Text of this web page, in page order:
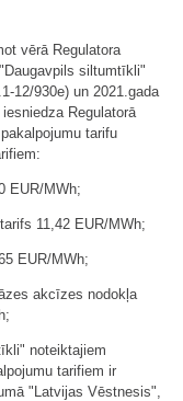
vērā Regulatora
siltumtīkli"
12/930e) un 2021.gada
Regulatorā
tarifu
EUR/MWh;
11,42 EUR/MWh;
EUR/MWh;
akcīzes nodokļa
noteiktajiem
tarifiem ir
"Latvijas Vēstnesis",